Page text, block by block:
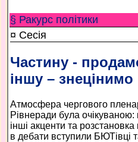
§ Ракурс політики
¤ Сесія
Частину -
іншу – знецінимо
Атмосфера чергового
Рівнеради була
інші акценти та
в дебати вступили БЮТівці